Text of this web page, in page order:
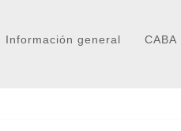
Información general CABA